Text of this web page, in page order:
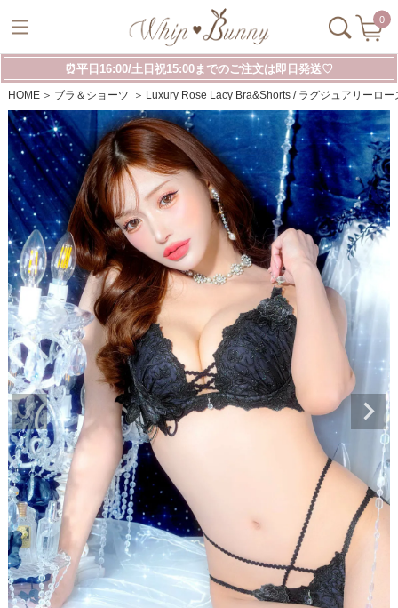
0
⏰平日16:00/土日祝15:00までのご注文は即日発送♡
HOME ブラ＆ショーツ Luxury Rose Lacy Bra&Shorts / ラグジュアリーロ